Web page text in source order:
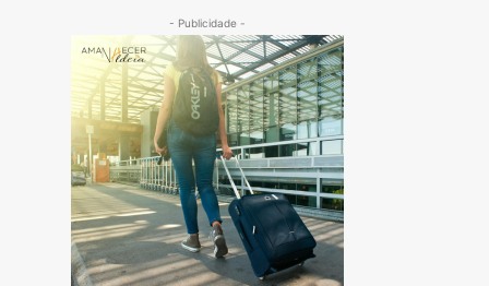
- Publicidade -